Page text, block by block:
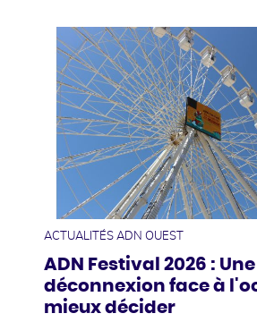
ACTUALITÉS ADN OUEST
ADN Festival 2026 :
déconnexion face à
mieux décider